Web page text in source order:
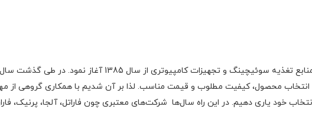
گروه اچ ام الکترونیک فعالیت اولیه‌ی خود را در زمینه‌‌ی تعمیر لوازم صوتی،
محصول، کیفیت مطلوب و قیمت مناسب. لذا بر آن شدیم با همکاری گروهی از
خود یاری دهیم. در این راه سال‌ها شرکت‌های معتبری چون فاراتل، آلجا، پرنیک،